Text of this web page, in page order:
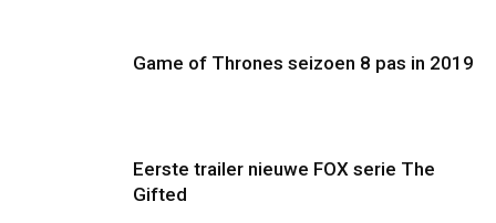
Game of Thrones seizoen 8 pas in 2019
Eerste trailer nieuwe FOX serie The
Gifted